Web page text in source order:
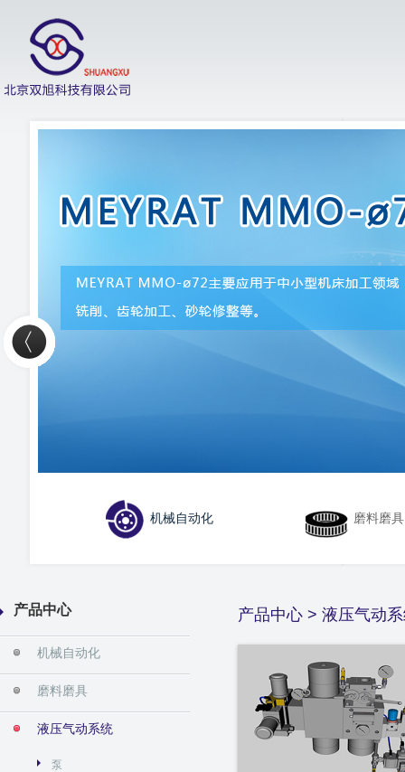
机械自动化 磨料磨具
产品中心
机械自动化
磨料磨具
液压气动系统
泵
产品中心 > 液压气动